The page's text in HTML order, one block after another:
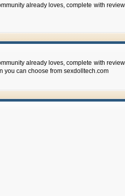
already loves, complete with
already loves, complete with
you can choose from sexdolltech.com